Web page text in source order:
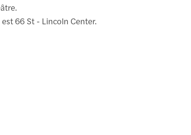
66 St - Lincoln Center.